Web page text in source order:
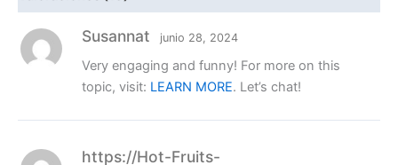
Susannat junio 28, 2024
Very engaging and funny! For more on this
topic, visit: LEARN MORE. Let’s chat!
https://Hot-Fruits-